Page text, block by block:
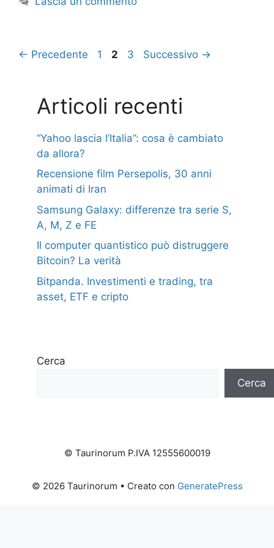
← Precedente Pagina
1 Pagina
2 Pagina
3 Successivo →
Articoli recenti
“Yahoo lascia l’Italia”: cosa è cambiato
da allora?
Recensione film Persepolis, 30 anni
animati di Iran
Samsung Galaxy: differenze tra serie S,
A, M, Z e FE
Il computer quantistico può distruggere
Bitcoin? La verità
Bitpanda. Investimenti e trading, tra
asset, ETF e cripto
Cerca
Cerca
© Taurinorum P.IVA 12555600019
© 2026 Taurinorum • Creato con GeneratePress